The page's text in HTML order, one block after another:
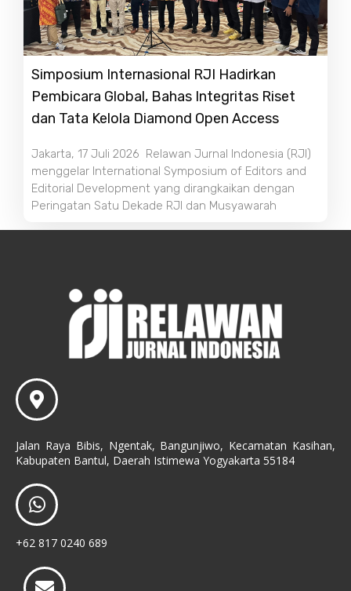
Simposium Internasional RJI Hadirkan
Pembicara Global, Bahas Integritas Riset
dan Tata Kelola Diamond Open Access
Jakarta, 17 Juli 2026 Relawan Jurnal Indonesia (RJI)
menggelar International Symposium of Editors and
Editorial Development yang dirangkaikan dengan
Peringatan Satu Dekade RJI dan Musyawarah
Jalan Raya Bibis, Ngentak, Bangunjiwo, Kecamatan Kasihan,
Kabupaten Bantul, Daerah Istimewa Yogyakarta 55184
+62 817 0240 689